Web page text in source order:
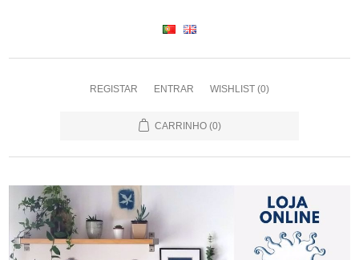
REGISTAR ENTRAR WISHLIST (0)
CARRINHO (0)